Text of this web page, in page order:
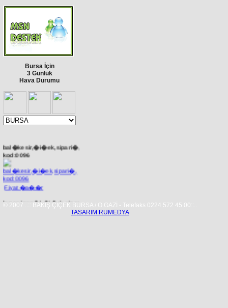
Bursa İçin
3 Günlük
Hava Durumu
bal�kesir,�i�ek,sipari�,
kod:0096
Fiyat �a��r
bursa,ineg�l,�i�ek,sipari�,
kod:0040
© 2007 ..:: BAKIŞ ÇİÇEK BURSA / O.GAZİ - Telefaks 0224 572 45 00::..
TASARIM RUMEDYA